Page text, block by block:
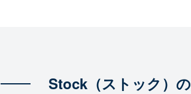
Stock（ストック）